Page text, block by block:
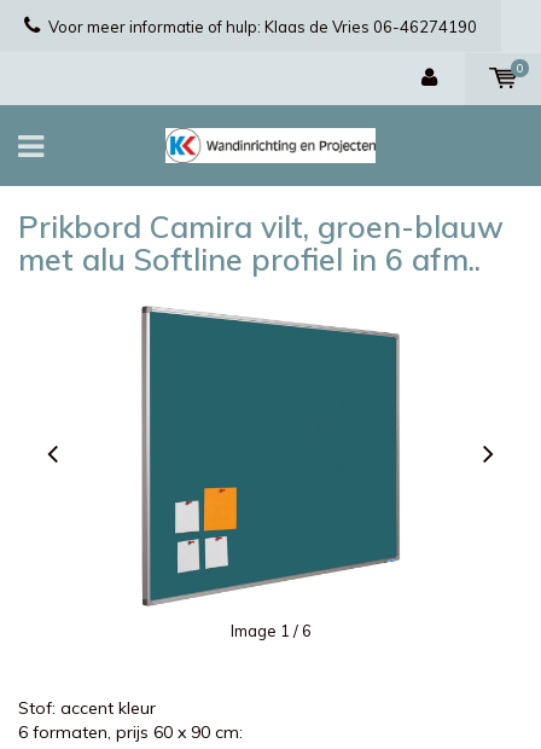
Voor meer informatie of hulp: Klaas de Vries 06-46274190
0
Prikbord Camira vilt, groen-blauw
met alu Softline profiel in 6 afm..
Image 1 / 6
Stof: accent kleur
6 formaten, prijs 60 x 90 cm: